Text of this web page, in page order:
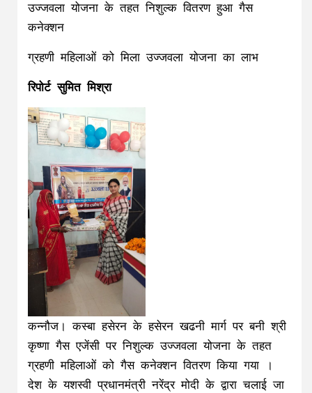
उज्जवला योजना के तहत निशुल्क वितरण हुआ गैस
कनेक्शन
ग्रहणी महिलाओं को मिला उज्जवला योजना का लाभ
रिपोर्ट सुमित मिश्रा
कन्नौज। कस्बा हसेरन के हसेरन खढनी मार्ग पर बनी श्री
कृष्णा गैस एजेंसी पर निशुल्क उज्जवला योजना के तहत
ग्रहणी महिलाओं को गैस कनेक्शन वितरण किया गया ।
देश के यशस्वी प्रधानमंत्री नरेंद्र मोदी के द्वारा चलाई जा